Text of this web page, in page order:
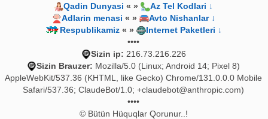
Qadin Dunyasi « »
Az Tel Kodlari ↓
Adlarin menasi « »
Avto Nishanlar ↓
Respublikamiz« »
Internet Paketleri ↓
••••
Sizin ip: 216.73.216.226
Sizin Brauzer: Mozilla/5.0 (Linux; Android 14; Pixel 8)
AppleWebKit/537.36 (KHTML, like Gecko) Chrome/131.0.0.0 Mobile
Safari/537.36; ClaudeBot/1.0; +claudebot@anthropic.com)
••••
© Bütün Hüquqlar Qorunur..!